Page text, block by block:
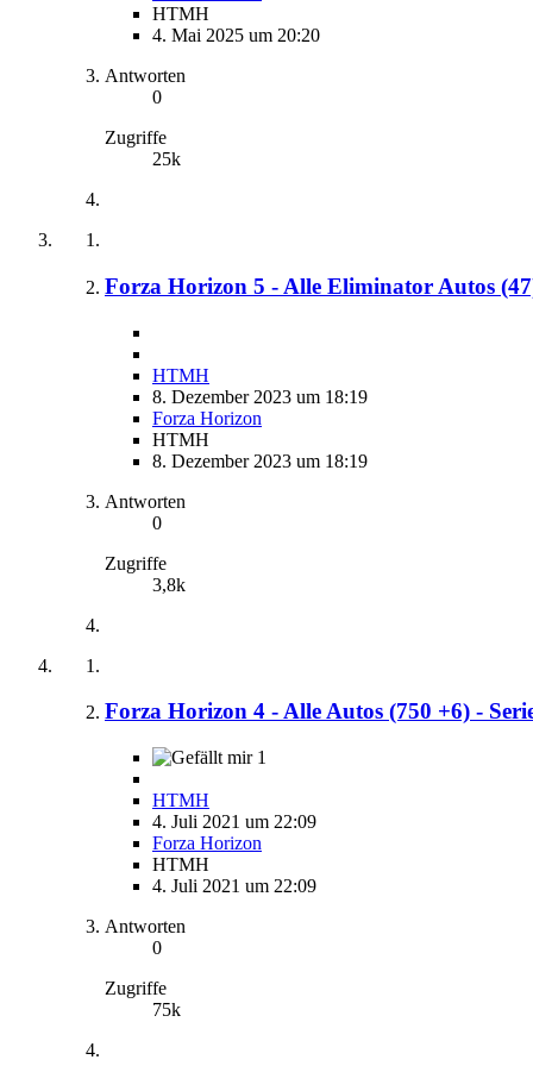
HTMH
4. Mai 2025 um 20:20
Antworten
0
Zugriffe
25k
Forza Horizon 5 - Alle Eliminator Autos
HTMH
8. Dezember 2023 um 18:19
Forza Horizon
HTMH
8. Dezember 2023 um 18:19
Antworten
0
Zugriffe
3,8k
Forza Horizon 4 - Alle Autos (750 +6) -
1
HTMH
4. Juli 2021 um 22:09
Forza Horizon
HTMH
4. Juli 2021 um 22:09
Antworten
0
Zugriffe
75k